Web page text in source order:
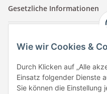
Gesetzliche Informationen
Tuccar GmbH
Raum A-123
Anton-Kux-Str.2
41460 Neuss
Wie wir Cookies &
Durch Klicken auf „Alle
Einsatz folgender Dienste
Sie können die Einstellung